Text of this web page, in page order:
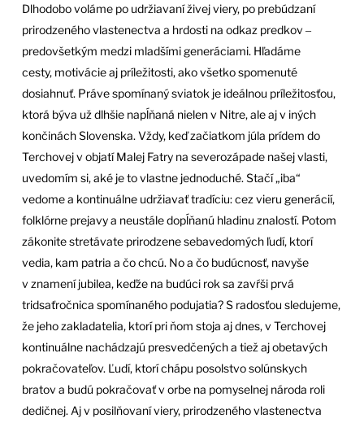
Dlhodobo voláme po udržiavaní živej viery, po prebúdzaní
prirodzeného vlastenectva a hrdosti na odkaz predkov ‒
predovšetkým medzi mladšími generáciami. Hľadáme
cesty, motivácie aj príležitosti, ako všetko spomenuté
dosiahnuť. Práve spomínaný sviatok je ideálnou príležitosťou,
ktorá býva už dlhšie napĺňaná nielen v Nitre, ale aj v iných
končinách Slovenska. Vždy, keď začiatkom júla prídem do
Terchovej v objatí Malej Fatry na severozápade našej vlasti,
uvedomím si, aké je to vlastne jednoduché. Stačí „iba“
vedome a kontinuálne udržiavať tradíciu: cez vieru generácií,
folklórne prejavy a neustále dopĺňanú hladinu znalostí. Potom
zákonite stretávate prirodzene sebavedomých ľudí, ktorí
vedia, kam patria a čo chcú. No a čo budúcnosť, navyše
v znamení jubilea, keďže na budúci rok sa zavŕši prvá
tridsaťročnica spomínaného podujatia? S radosťou sledujeme,
že jeho zakladatelia, ktorí pri ňom stoja aj dnes, v Terchovej
kontinuálne nachádzajú presvedčených a tiež aj obetavých
pokračovateľov. Ľudí, ktorí chápu posolstvo solúnskych
bratov a budú pokračovať v orbe na pomyselnej národa roli
dedičnej. Aj v posilňovaní viery, prirodzeného vlastenectva